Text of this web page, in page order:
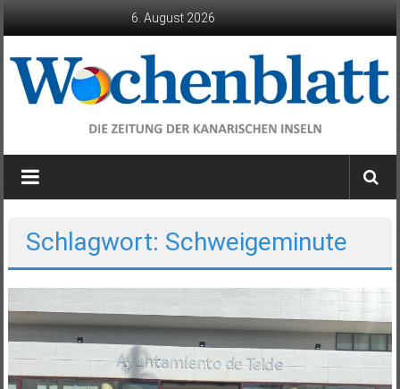
6. August 2026
Wochenblatt
die
Kanarischen
Inseln
Schlagwort: Schweigeminute